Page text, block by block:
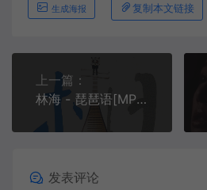
生成海报 复制本文链接
上一篇：
林海 - 琵琶语[MP3-320K/FLAC][10.1M/20.6M]
发表评论